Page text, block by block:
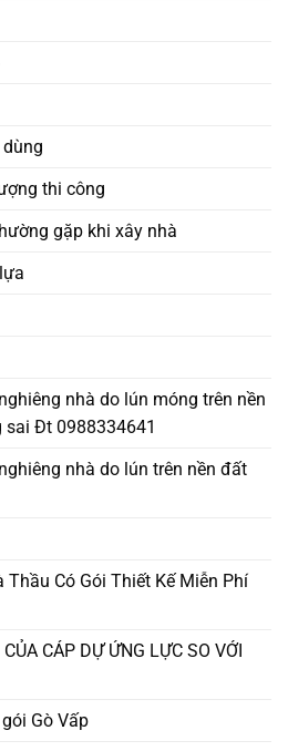
thi công
gặp khi xây nhà
nhà do lún móng trên nền
Đt 0988334641
nhà do lún trên nền đất
Thầu Có Gói Thiết Kế Miễn Phí
CÁP DỰ ỨNG LỰC SO VỚI
Gò Vấp